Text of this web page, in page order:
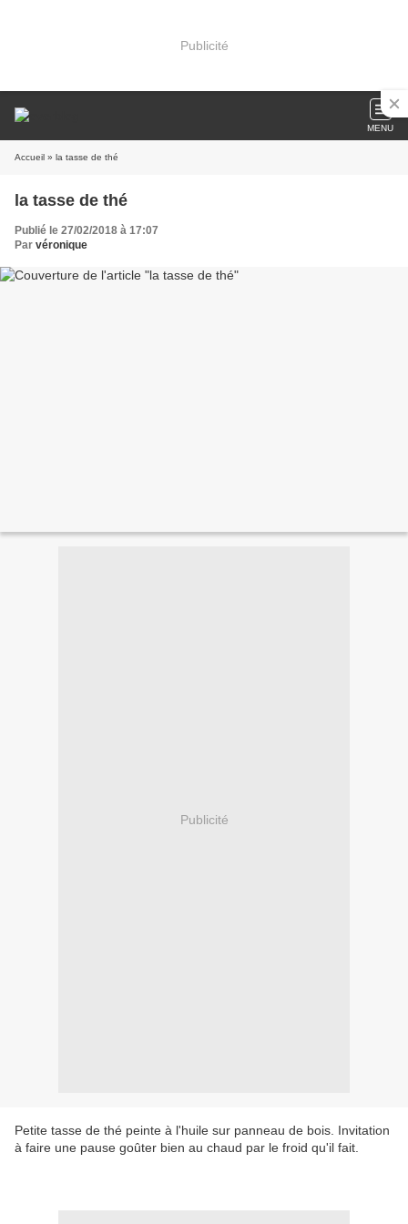
Publicité
MENU
Accueil » la tasse de thé
la tasse de thé
Publié le 27/02/2018 à 17:07
Par véronique
Publicité
Petite tasse de thé peinte à l'huile sur panneau de bois. Invitation
à faire une pause goûter bien au chaud par le froid qu'il fait.